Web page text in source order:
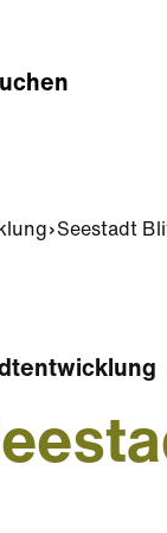
Seestadt